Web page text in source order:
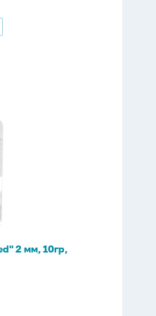
2 мм, 10гр,